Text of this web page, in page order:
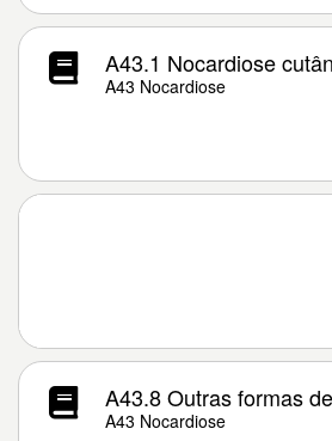
A43.1 Nocardiose
A43 Nocardiose
A43.8 Outras formas
A43 Nocardiose